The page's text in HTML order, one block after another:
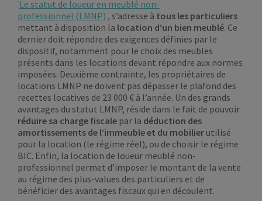
Le statut de loueur en meublé non-
professionnel (LMNP) , s’adresse à tous les particuliers
mettant à disposition la location d’un bien meublé. Ce
dernier doit répondre des exigences définies par le
dispositif, notamment pour le choix des meubles
présents dans les locations devant répondre aux normes
imposées. Deuxième contrainte, les propriétaires de
locations LMNP ne doivent pas dépasser le plafond des
recettes locatives de 23 000 € à l’année. Un des grands
avantages du statut LMNP, réside dans le fait de pouvoir
réduire sa charge fiscale par la déduction des
amortissements de l’immeuble et du mobilier utilisé
pour la location (le régime réel), ou de choisir le régime
BIC. Enfin, la location de loueur meublé non-
professionnel permet d’imposer le montant de la vente
au régime des plus-values des particuliers et de
bénéficier des avantages fiscaux qui en découlent.